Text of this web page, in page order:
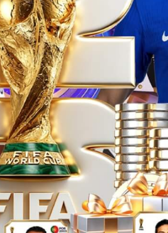
施工工艺
查看详情